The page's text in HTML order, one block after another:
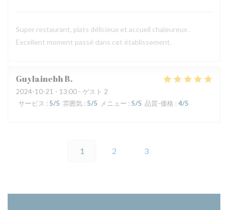
Super restaurant, plats délicieux et accueil chaleureux .
Excellent moment passé dans cet établissement.
GuylainebhB
2024-10-21 - 13:00 - ゲスト 2
サービス : 5/5 雰囲気 : 5/5 メニュー : 5/5 品質-価格 : 4/5
1 2 3